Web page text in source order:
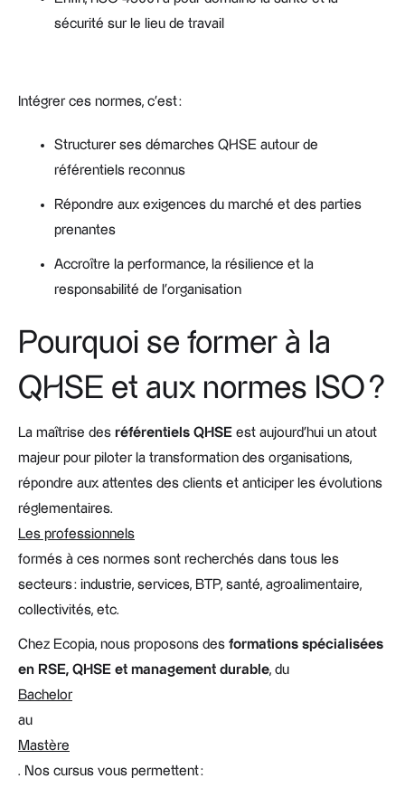
sécurité sur le lieu de travail
Intégrer ces normes, c’est :
Structurer ses démarches QHSE autour de
référentiels reconnus
Répondre aux exigences du marché et des parties
prenantes
Accroître la performance, la résilience et la
responsabilité de l’organisation
Pourquoi se former à la
QHSE et aux normes ISO ?
La maîtrise des référentiels QHSE est aujourd’hui un atout
majeur pour piloter la transformation des organisations,
répondre aux attentes des clients et anticiper les évolutions
réglementaires.
Les professionnels
formés à ces normes sont recherchés dans tous les
secteurs : industrie, services, BTP, santé, agroalimentaire,
collectivités, etc.
Chez Ecopia, nous proposons des formations spécialisées
en RSE, QHSE et management durable, du
Bachelor
au
Mastère
. Nos cursus vous permettent :